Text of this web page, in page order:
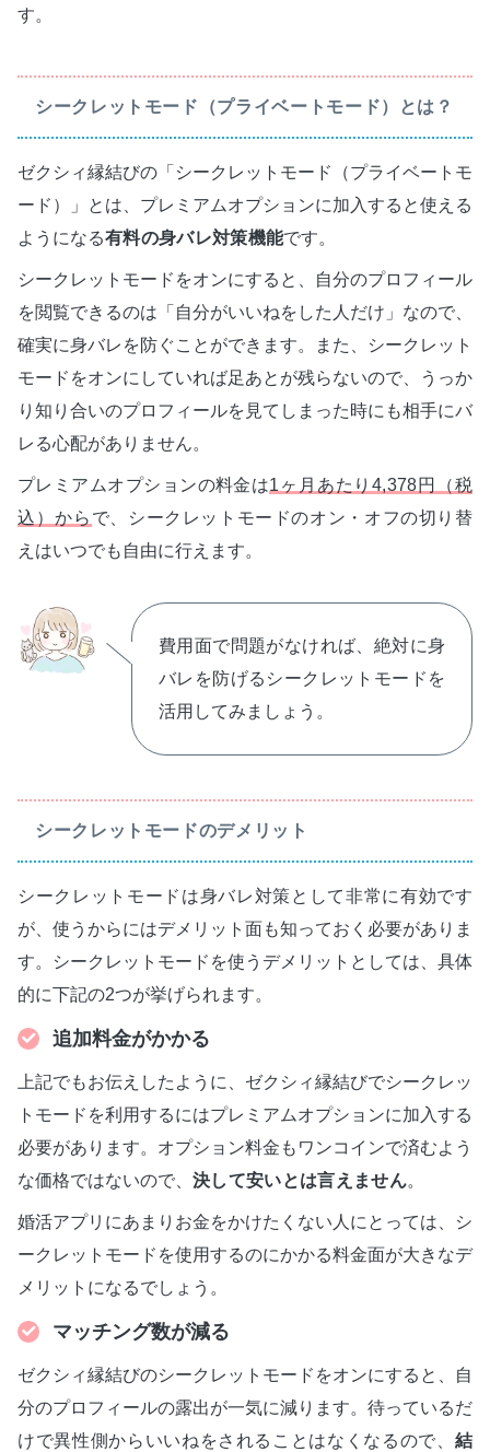
す。
シークレットモード（プライベートモード）とは？
ゼクシィ縁結びの「シークレットモード（プライベートモ
ード）」とは、プレミアムオプションに加入すると使える
ようになる有料の身バレ対策機能です。
シークレットモードをオンにすると、自分のプロフィール
を閲覧できるのは「自分がいいねをした人だけ」なので、
確実に身バレを防ぐことができます。また、シークレット
モードをオンにしていれば足あとが残らないので、うっか
り知り合いのプロフィールを見てしまった時にも相手にバ
レる心配がありません。
プレミアムオプションの料金は1ヶ月あたり4,378円（税
込）から で、シークレットモードのオン・オフの切り替
えはいつでも自由に行えます。
費用面で問題がなければ、絶対に身
バレを防げるシークレットモードを
活用してみましょう。
シークレットモードのデメリット
シークレットモードは身バレ対策として非常に有効です
が、使うからにはデメリット面も知っておく必要がありま
す。シークレットモードを使うデメリットとしては、具体
的に下記の2つが挙げられます。
追加料金がかかる
上記でもお伝えしたように、ゼクシィ縁結びでシークレッ
トモードを利用するにはプレミアムオプションに加入する
必要があります。オプション料金もワンコインで済むよう
な価格ではないので、 決して安いとは言えません。
婚活アプリにあまりお金をかけたくない人にとっては、シ
ークレットモードを使用するのにかかる料金面が大きなデ
メリットになるでしょう。
マッチング数が減る
ゼクシィ縁結びのシークレットモードをオンにすると、自
分のプロフィールの露出が一気に減ります。待っているだ
けで異性側からいいねをされることはなくなるので、 結